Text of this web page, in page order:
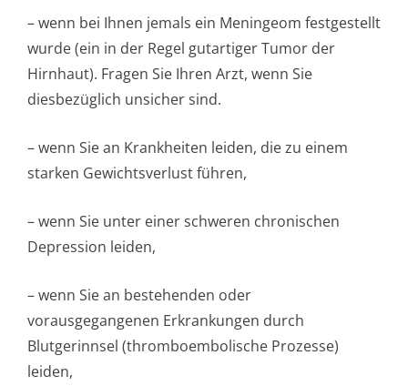
– wenn bei Ihnen jemals ein Meningeom festgestellt
wurde (ein in der Regel gutartiger Tumor der
Hirnhaut). Fragen Sie Ihren Arzt, wenn Sie
diesbezüglich unsicher sind.
– wenn Sie an Krankheiten leiden, die zu einem
starken Gewichtsverlust führen,
– wenn Sie unter einer schweren chronischen
Depression leiden,
– wenn Sie an bestehenden oder
vorausgegangenen Erkrankungen durch
Blutgerinnsel (thromboembolische Prozesse)
leiden,